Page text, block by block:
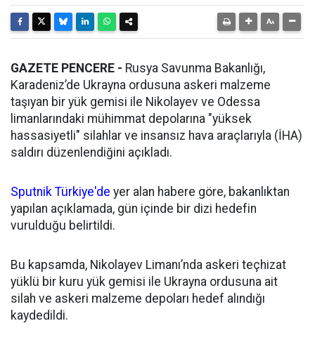
GAZETE PENCERE - Rusya Savunma Bakanlığı,
Karadeniz’de Ukrayna ordusuna askeri malzeme
taşıyan bir yük gemisi ile Nikolayev ve Odessa
limanlarındaki mühimmat depolarına "yüksek
hassasiyetli" silahlar ve insansız hava araçlarıyla (İHA)
saldırı düzenlendiğini açıkladı.
Sputnik Türkiye'de yer alan habere göre, bakanlıktan
yapılan açıklamada, gün içinde bir dizi hedefin
vurulduğu belirtildi.
Bu kapsamda, Nikolayev Limanı’nda askeri teçhizat
yüklü bir kuru yük gemisi ile Ukrayna ordusuna ait
silah ve askeri malzeme depoları hedef alındığı
kaydedildi.